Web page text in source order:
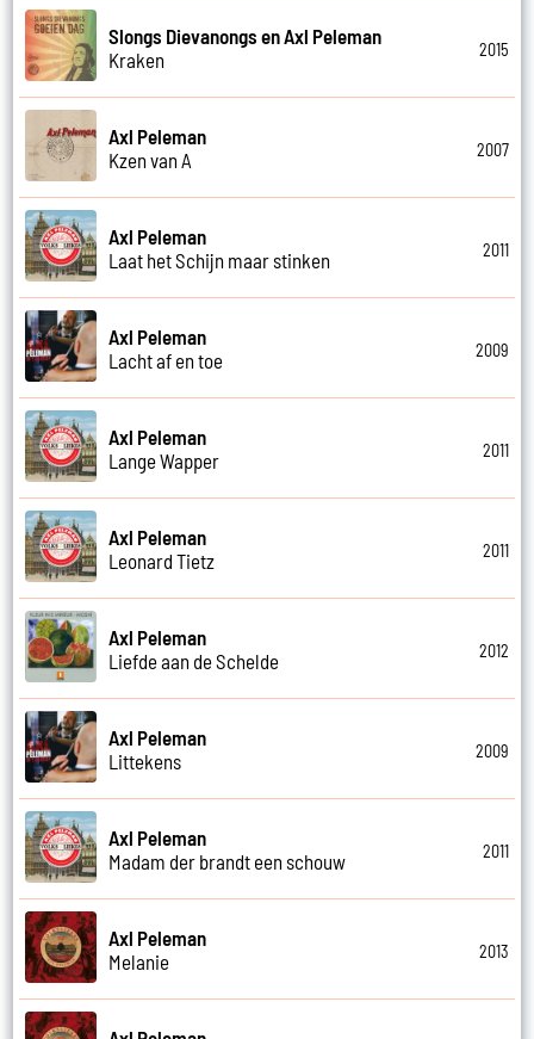
Slongs Dievanongs en Axl Peleman
Kraken
2015
Axl Peleman
Kzen van A
2007
Axl Peleman
Laat het Schijn maar stinken
2011
Axl Peleman
Lacht af en toe
2009
Axl Peleman
Lange Wapper
2011
Axl Peleman
Leonard Tietz
2011
Axl Peleman
Liefde aan de Schelde
2012
Axl Peleman
Littekens
2009
Axl Peleman
Madam der brandt een schouw
2011
Axl Peleman
Melanie
2013